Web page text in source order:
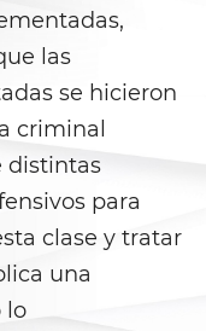
las
se hicieron
criminal
distintas
para
clase y tratar
una
lo